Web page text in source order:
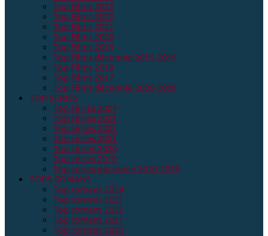
Top Films 2023
Top Films 2022
Top Films 2021
Top Films 2020
Top Films 2019
Top Films décennie 2010-2019
Top Films 2018
Top Films 2017
Top Films décennie 2000-2009
TOP SERIES
Top séries 2024
Top séries 2023
Top séries 2022
Top séries 2021
Top séries 2020
Top séries 2019
Top séries décennie 2010-2019
TOPS ROMANS
Top romans 2024
Top romans 2023
Top romans 2022
Top romans 2021
Top romans 2020